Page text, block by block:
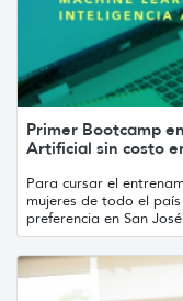
Primer Bootcamp
Artificial sin costo
Para cursar el
mujeres de todo el
preferencia en San